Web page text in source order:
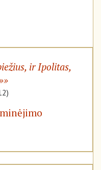
ir Ipolitas,